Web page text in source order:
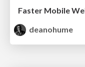
Faster Mobile
deanohume